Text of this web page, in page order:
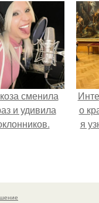
сменила
и удивила
о
я